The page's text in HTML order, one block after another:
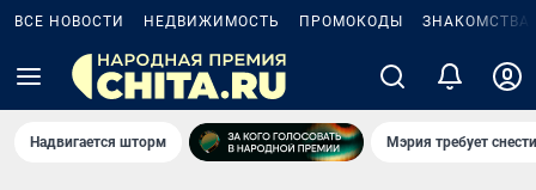
ВСЕ НОВОСТИ НЕДВИЖИМОСТЬ ПРОМОКОДЫ ЗНАКОМСТВА
Надвигается шторм Мэрия требует